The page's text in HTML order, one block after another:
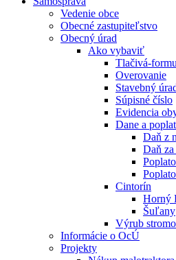
Vedenie obce
Obecné zastupiteľstvo
Obecný úrad
Ako vybaviť
Tlačivá-
Overovanie
Stavebný
Súpisné číslo
Evidencia
Dane a
Daň z
Daň za
Cintorín
Horný
Šuľany
Výrub
Informácie o OcÚ
Projekty